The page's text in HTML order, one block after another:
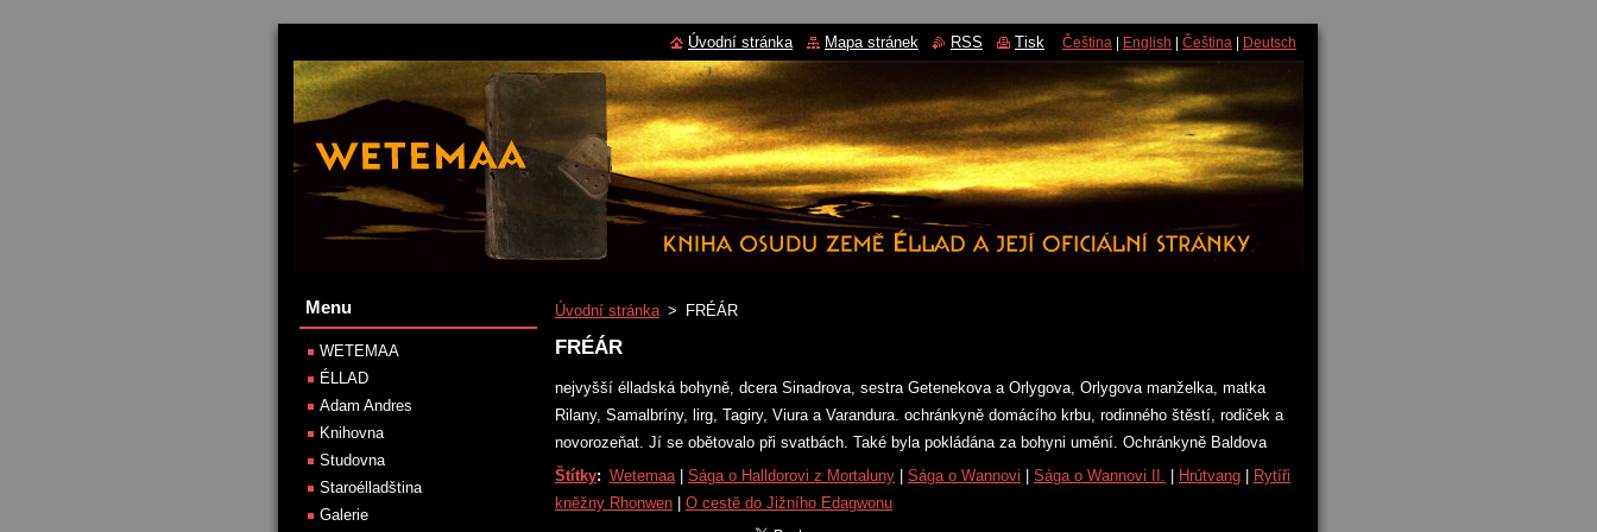
Úvodní stránka > FRÉÁR
FRÉÁR
nejvyšší élladská bohyně, dcera Sinadrova, sestra Getenekova a Orlygova, Orlygova manželka, matka
Rilany, Samalbríny, lirg, Tagiry, Viura a Varandura. ochránkyně domácího krbu, rodinného štěstí, rodiček a
novorozeňat. Jí se obětovalo při svatbách. Také byla pokládána za bohyni umění. Ochránkyně Baldova
Štítky: Wetemaa Sága o Halldorovi z Mortaluny Sága o Wannovi Sága o Wannovi II. Hrútvang
Rytíři
kněžny Rhonwen
O cestě do Jižního Edagwonu
Menu
WETEMAA
ÉLLAD
Adam Andres
Knihovna
Studovna
Staroélladština
Galerie
Úvodní stránka Mapa stránek RSS Tisk Čeština English Čeština Deutsch